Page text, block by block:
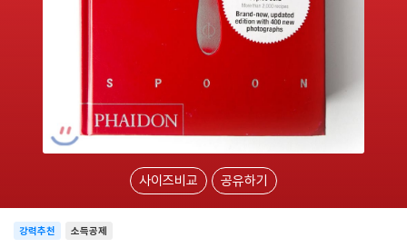
사이즈비교 공유하기
소득공제
강력추천